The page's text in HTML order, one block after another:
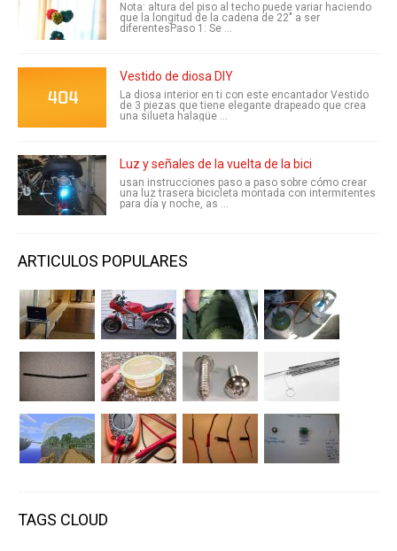
Nota: altura del piso al techo puede variar haciendo
que la longitud de la cadena de 22" a ser
diferentesPaso 1: Se ...
Vestido de diosa DIY
La diosa interior en ti con este encantador Vestido
de 3 piezas que tiene elegante drapeado que crea
una silueta halagüe ...
Luz y señales de la vuelta de la bici
usan instrucciones paso a paso sobre cómo crear
una luz trasera bicicleta montada con intermitentes
para día y noche, as ...
ARTICULOS POPULARES
TAGS CLOUD